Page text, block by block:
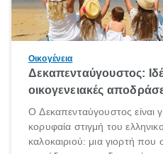
Οικογένεια
Δεκαπενταύγουστος:
οικογενειακές
Ο Δεκαπενταύγουστος είναι
κορυφαία στιγμή του
καλοκαιριού: μια γιορτή που